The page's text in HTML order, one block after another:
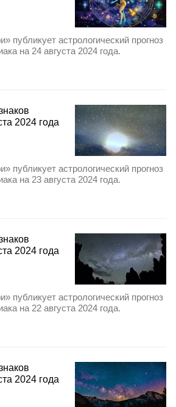
публикует астрологический прогноз
на 24 августа 2024 года.
2024 года
публикует астрологический прогноз
на 23 августа 2024 года.
2024 года
публикует астрологический прогноз
на 22 августа 2024 года.
2024 года